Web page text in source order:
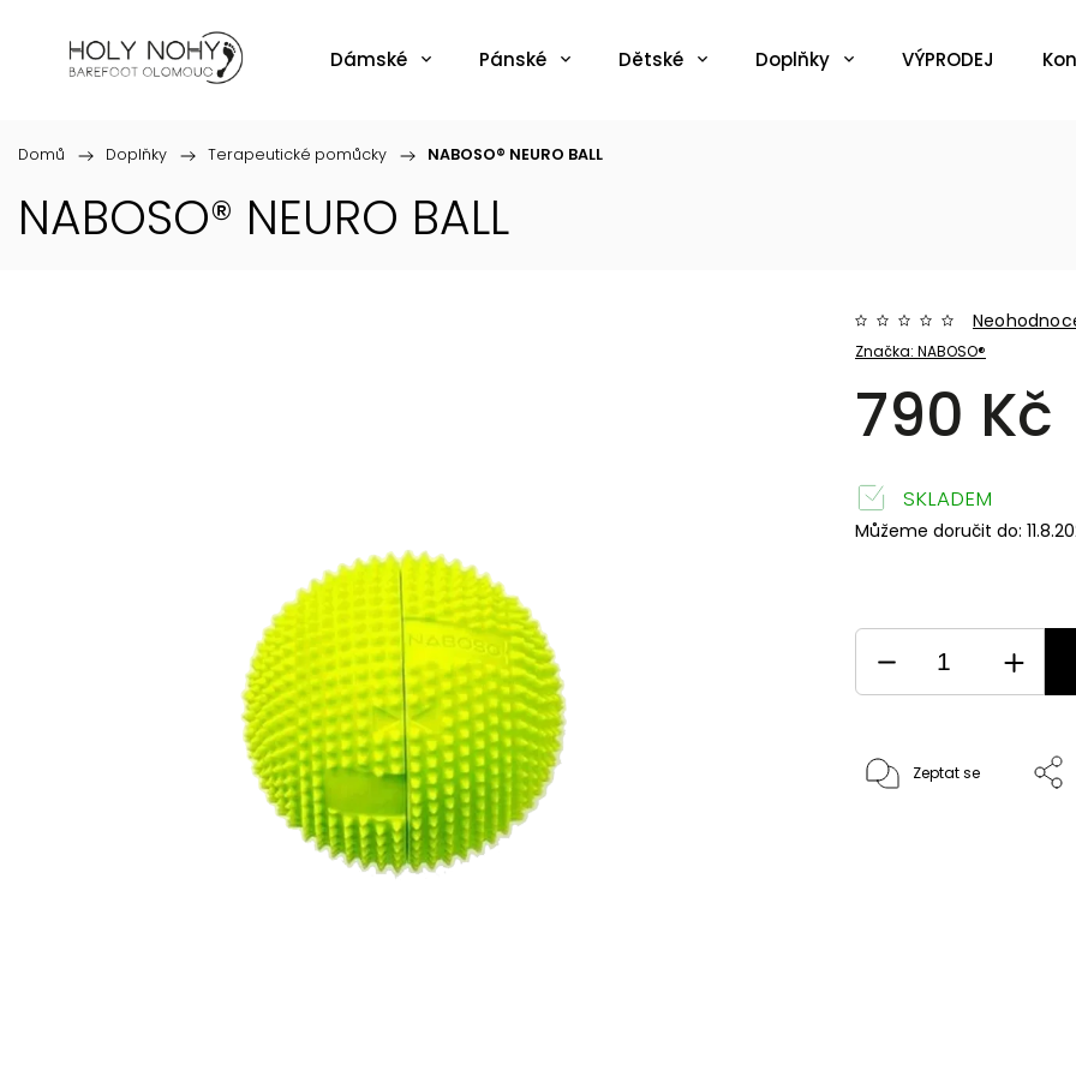
Dámské Pánské Dětské Doplňky VÝPRODEJ
Domů / Doplňky / Terapeutické pomůcky / NABOSO® NEURO BALL
NABOSO® NEURO BALL
Značka:NABOSO®
790 Kč
SKLADEM
Můžeme doručit do:
Zeptat se